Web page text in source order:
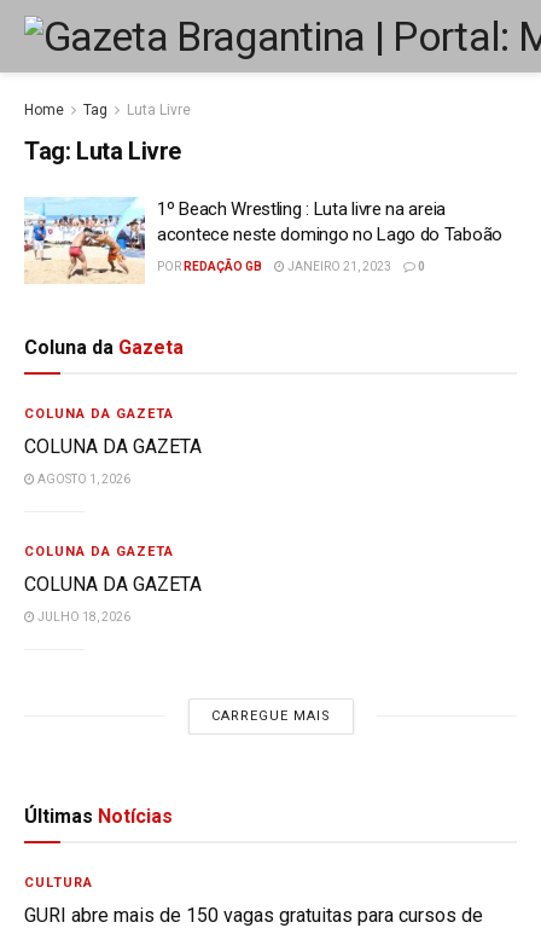
Home Tag Luta Livre
Tag: Luta Livre
1º Beach Wrestling : Luta livre na areia
acontece neste domingo no Lago do Taboão
POR REDAÇÃO GB JANEIRO 21, 2023 0
Coluna da Gazeta
COLUNA DA GAZETA
COLUNA DA GAZETA
AGOSTO 1, 2026
COLUNA DA GAZETA
COLUNA DA GAZETA
JULHO 18, 2026
CARREGUE MAIS
Últimas Notícias
CULTURA
GURI abre mais de 150 vagas gratuitas para cursos de